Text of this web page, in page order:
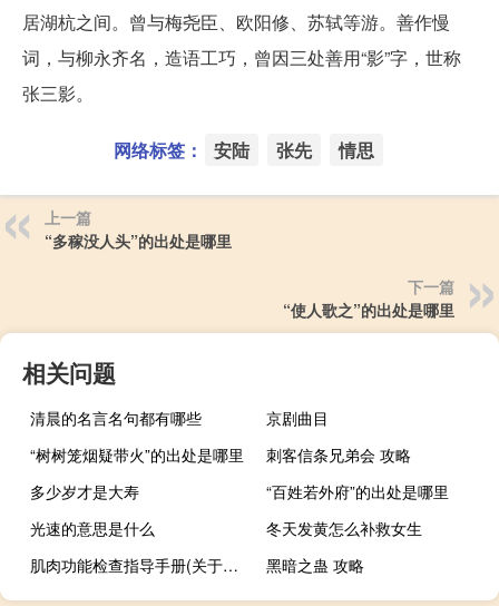
居湖杭之间。曾与梅尧臣、欧阳修、苏轼等游。善作慢
词，与柳永齐名，造语工巧，曾因三处善用“影”字，世称
张三影。
网络标签： 安陆 张先 情思
上一篇
“多稼没人头”的出处是哪里
下一篇
“使人歌之”的出处是哪里
相关问题
清晨的名言名句都有哪些
京剧曲目
“树树笼烟疑带火”的出处是哪里
刺客信条兄弟会 攻略
多少岁才是大寿
“百姓若外府”的出处是哪里
光速的意思是什么
冬天发黄怎么补救女生
肌肉功能检查指导手册(关于肌肉功能检查指导手册简述)
黑暗之蛊 攻略